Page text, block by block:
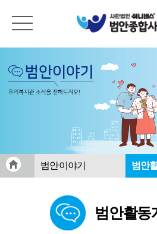
범안이야기 범안
범안
범안활동